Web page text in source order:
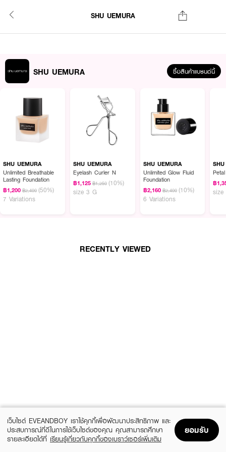
SHU UEMURA
SHU UEMURA ซื้อสินค้าแบรนด์นี้
SHU UEMURA
Unlimited Breathable
Lasting Foundation
฿1,200 ฿2,400 (50%)
7 Variations
SHU UEMURA
Eyelash Curler N
฿1,125 ฿1,250 (10%)
size 3 G
SHU UEMURA
Unlimited Glow Fluid
Foundation
฿2,160 ฿2,400 (10%)
6 Variations
฿
size
RECENTLY VIEWED
เว็บไซต์ EVEANDBOY เราใช้คุกกี้เพื่อพัฒนาประสิทธิภาพ และ
ประสบการณ์ที่ดีในการใช้เว็บไซต์ของคุณ คุณสามารถศึกษา
รายละเอียดได้ที่ เรียนรู้เกี่ยวกับคุกกี้ของเบราว์เซอร์เพิ่มเติม
ยอมรับ